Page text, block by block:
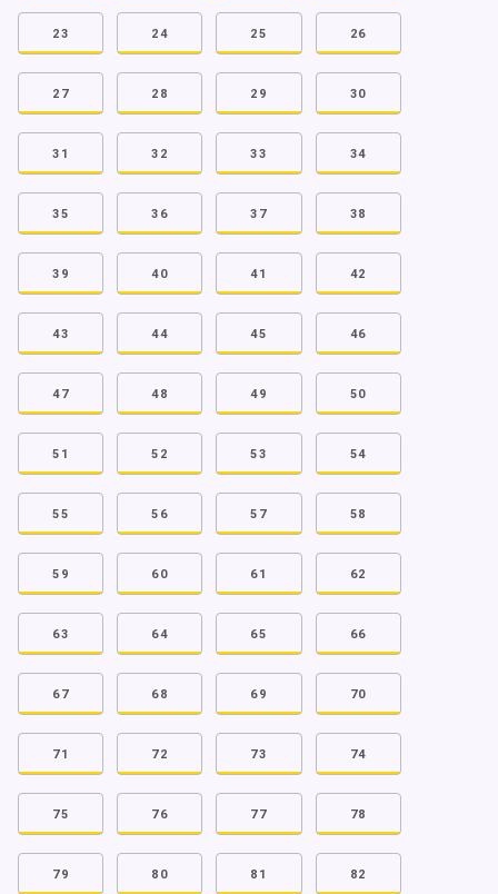
23 24 25 26
27 28 29 30
31 32 33 34
35 36 37 38
39 40 41 42
43 44 45 46
47 48 49 50
51 52 53 54
55 56 57 58
59 60 61 62
63 64 65 66
67 68 69 70
71 72 73 74
75 76 77 78
79 80 81 82